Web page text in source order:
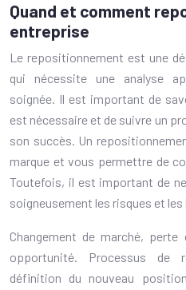
Quand et comment
entreprise
Le repositionnement est une
qui nécessite une analyse
soignée. Il est important de
est nécessaire et de suivre un
son succès. Un
marque et vous permettre de
Toutefois, il est important de
soigneusement les risques et
Changement de marché,
opportunité. Processus de
définition du nouveau